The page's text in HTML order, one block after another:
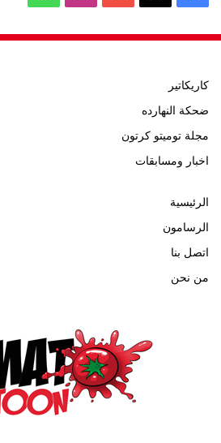
كاريكاتير
ضحكة النهارده
مجلة توميتو كرتون
اخبار ومسابقات
الرئيسية
الرسامون
اتصل بنا
من نحن